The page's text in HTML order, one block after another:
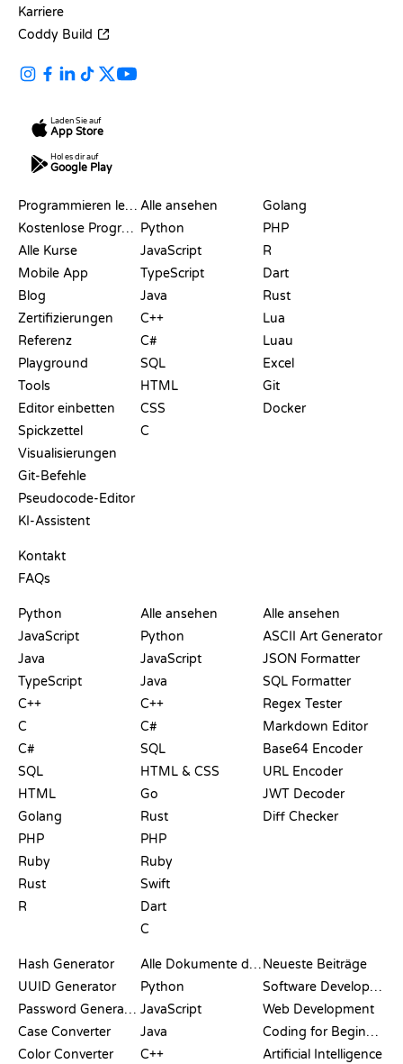
Karriere
Coddy Build
Laden Sie auf
App Store
Hol es dir auf
Google Play
Programmieren lernen
Kostenlose Programmier-Websites
Alle Kurse
Mobile App
Blog
Zertifizierungen
Referenz
Playground
Tools
Editor einbetten
Spickzettel
Visualisierungen
Git-Befehle
Pseudocode-Editor
KI-Assistent
Kontakt
FAQs
Alle ansehen
Python
JavaScript
TypeScript
Java
C++
C#
SQL
HTML
CSS
C
Golang
PHP
R
Dart
Rust
Lua
Luau
Excel
Git
Docker
Python
JavaScript
Java
TypeScript
C++
C
C#
SQL
HTML
Golang
PHP
Ruby
Rust
R
Alle ansehen
Python
JavaScript
Java
C++
C#
SQL
HTML & CSS
Go
Rust
PHP
Ruby
Swift
Dart
C
Alle ansehen
ASCII Art Generator
JSON Formatter
SQL Formatter
Regex Tester
Markdown Editor
Base64 Encoder
URL Encoder
JWT Decoder
Diff Checker
Hash Generator
UUID Generator
Password Generator
Case Converter
Color Converter
Alle Dokumente durchsuchen
Python
JavaScript
Java
C++
Neueste Beiträge
Software Development
Web Development
Coding for Beginners
Artificial Intelligence